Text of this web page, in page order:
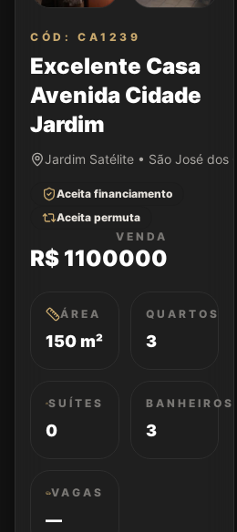
CÓD: CA1239
Excelente Casa
Avenida Cidade
Jardim
Jardim Satélite • São José dos
Aceita financiamento
Aceita permuta
VENDA
R$ 1100000
ÁREA
150 m²
QUARTOS
3
SUÍTES
0
BANHEIROS
3
VAGAS
—